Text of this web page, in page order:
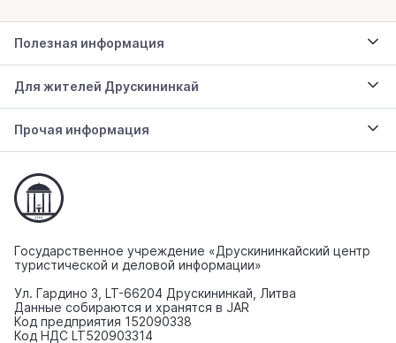
Полезная информация
Для жителей Друскининкай
Прочая информация
Государственное учреждение «Друскининкайский центр
туристической и деловой информации»
Ул. Гардино 3, LT-66204 Друскининкай, Литва
Данные собираются и хранятся в JAR
Код предприятия 152090338
Код НДС LT520903314